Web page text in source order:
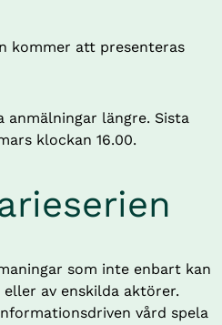
kommer att presenteras
längre. Sista
klockan 16.00.
som inte enbart kan
av enskilda aktörer.
vård spela